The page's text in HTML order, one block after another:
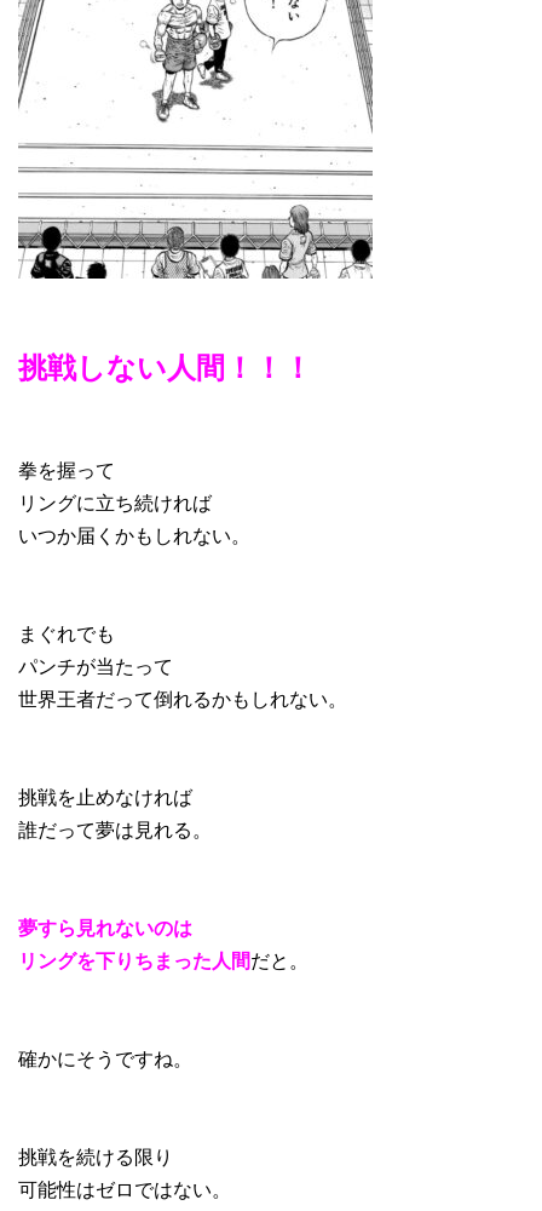
挑戦しない人間！！！
拳を握って
リングに立ち続ければ
いつか届くかもしれない。
まぐれでも
パンチが当たって
世界王者だって倒れるかもしれない。
挑戦を止めなければ
誰だって夢は見れる。
夢すら見れないのは
リングを下りちまった人間だと。
確かにそうですね。
挑戦を続ける限り
可能性はゼロではない。